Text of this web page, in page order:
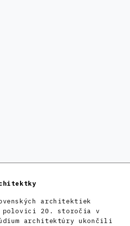
architektiek
polovici 20. storočia v
architektúry ukončili